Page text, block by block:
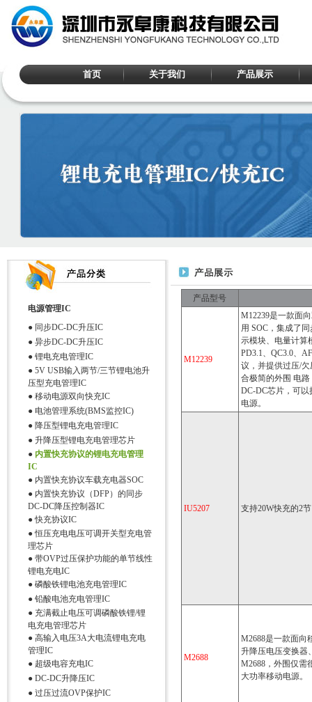
首页 关于我们 产品展示
电源管理IC
● 同步DC-DC升压IC
● 异步DC-DC升压IC
● 锂电充电管理IC
● 5V USB输入两节/三节锂电池升
压型充电管理IC
● 移动电源双向快充IC
● 电池管理系统(BMS监控IC)
● 降压型锂电充电管理IC
● 升降压型锂电充电管理芯片
● 内置快充协议的锂电充电管理
IC
● 内置快充协议车载充电器SOC
● 内置快充协议（DFP）的同步
DC-DC降压控制器IC
● 快充协议IC
● 恒压充电电压可调开关型充电管
理芯片
● 带OVP过压保护功能的单节线性
锂电充电IC
● 磷酸铁锂电池充电管理IC
● 铅酸电池充电管理IC
● 充满截止电压可调磷酸铁锂/锂
电充电管理芯片
● 高输入电压3A大电流锂电充电
管理IC
● 超级电容充电IC
● DC-DC升降压IC
● 过压过流OVP保护IC
产品型号
M12239
M12239是一款面
用 SOC，集成了
示模块、电量计算
PD3.1、QC3.0、
议，并提供过压/
合极简的外围 电
DC-DC芯片，可
电源。
IU5207 支持20W快充的2
M2688
M2688是一款面向
升降压电压变换器
M2688，外围仅需
大功率移动电源。